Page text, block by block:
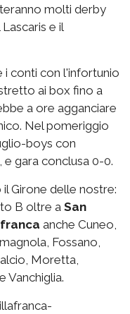
molti derby
e il
i conti con l'infortunio
ai box fino a
a ore agganciare
Nel pomeriggio
boys con
gara conclusa 0-0.
il Girone delle nostre:
B oltre a San
anche Cuneo,
Fossano,
Moretta,
Vanchiglia.